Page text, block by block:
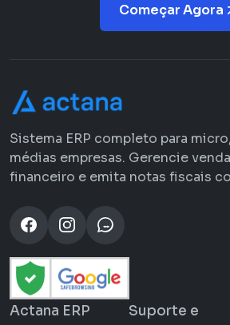
Começar Agora
Sistema ERP completo para
médias empresas. Gerencie
financeiro e emita notas fiscais
Actana ERP
Suporte e